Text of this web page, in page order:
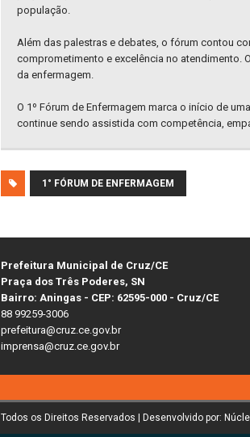
população.
Além das palestras e debates, o fórum contou
comprometimento e excelência no atendimento.
da enfermagem.
O 1º Fórum de Enfermagem marca o início de
continue sendo assistida com competência,
1° FÓRUM DE ENFERMAGEM
Prefeitura Municipal de Cruz/CE
Praça dos Três Poderes, SN
Bairro: Aningas - CEP: 62595-000 - Cruz/CE
88 99259-3006
prefeitura@cruz.ce.gov.br
imprensa@cruz.ce.gov.br
Todos os Direitos Reservados | Desenvolvido por: